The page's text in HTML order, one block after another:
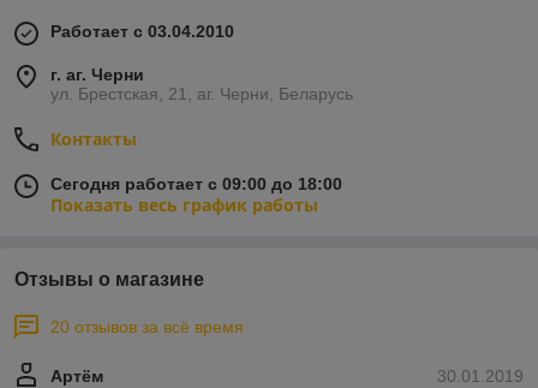
Работает с 03.04.2010
г. аг. Черни
ул. Брестская, 21, аг. Черни, Беларусь
Контакты
Сегодня работает с 09:00 до 18:00
Показать весь график работы
Отзывы о магазине
20 отзывов за всё время
30.01.2019
Артём